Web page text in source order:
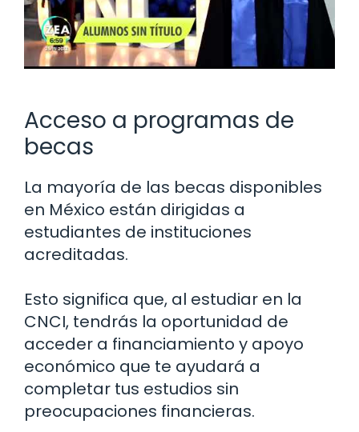
Acceso a programas de
becas
La mayoría de las becas disponibles
en México están dirigidas a
estudiantes de instituciones
acreditadas.
Esto significa que, al estudiar en la
CNCI, tendrás la oportunidad de
acceder a financiamiento y apoyo
económico que te ayudará a
completar tus estudios sin
preocupaciones financieras.